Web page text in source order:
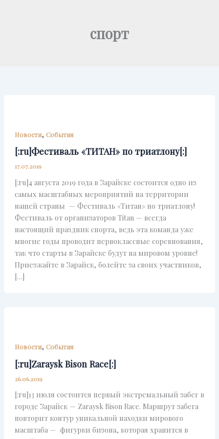
спорт
Новости, События
[:ru]Фестиваль «ТИТАН» по триатлону[:]
17.07.2019
[:ru]4 августа 2019 года в Зарайске состоится одно из
самых масштабных мероприятий на территории
нашей страны — Фестиваль «Титан» по триатлону!
Фестиваль от организаторов Titan — всегда
настоящий праздник спорта, ведь эта команда уже
многие годы проводит первоклассные соревнования,
так что старты в Зарайске будут на мировом уровне!
Приезжайте в Зарайск, болейте за своих участников,
[…]
Новости, События
[:ru]Zaraysk Bison Race[:]
26.06.2019
[:ru]13 июля состоится первый экстремальный забег в
городе Зарайск — Zaraysk Bison Race. Маршрут забега
повторит контур уникальной находки мирового
масштаба — фигурки бизона, которая хранится в